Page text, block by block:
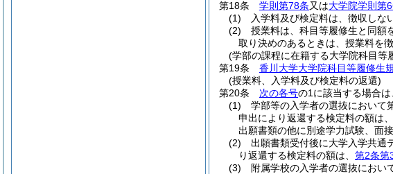
第18条
学則第78条又は大学院学則第
(1)
入学料及び検定料は、徴収しな
(2)
授業料は、科目等履修生と同額
取り決めのあるときは、授業料を徴
(学部の課程に在籍する大学院科目等
第19条
香川大学大学院科目等履修生
(授業料、入学料及び検定料の返還)
第20条
次の各号の1に該当する場合は
(1)
学部等の入学者の選抜において
申出により返還する検定料の額は、
出願書類の他に別途学力試験、面
(2)
出願書類受付後に大学入学共通
り返還する検定料の額は、 第2条第
(3)
附属学校の入学者の選抜におい